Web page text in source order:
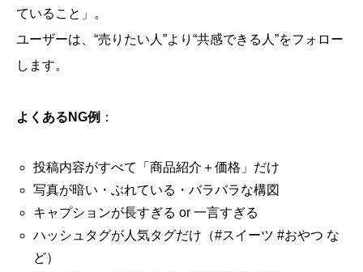
ていること」。
ユーザーは、“売りたい人”より“共感できる人”をフォロー
します。
よくあるNG例 ：
投稿内容がすべて「商品紹介＋価格」だけ
写真が暗い・ぶれている・バラバラな構図
キャプションが長すぎる or 一言すぎる
ハッシュタグが人気タグだけ（#スイーツ #おやつ な
ど）